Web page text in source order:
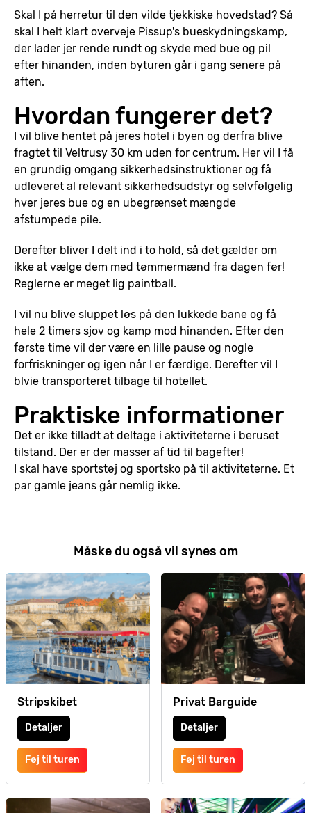
Skal I på herretur til den vilde tjekkiske hovedstad? Så
skal I helt klart overveje Pissup's bueskydningskamp,
der lader jer rende rundt og skyde med bue og pil
efter hinanden, inden byturen går i gang senere på
aften.
Hvordan fungerer det?
I vil blive hentet på jeres hotel i byen og derfra blive
fragtet til Veltrusy 30 km uden for centrum. Her vil I få
en grundig omgang sikkerhedsinstruktioner og få
udleveret al relevant sikkerhedsudstyr og selvfølgelig
hver jeres bue og en ubegrænset mængde
afstumpede pile.
Derefter bliver I delt ind i to hold, så det gælder om
ikke at vælge dem med tømmermænd fra dagen før!
Reglerne er meget lig paintball.
I vil nu blive sluppet løs på den lukkede bane og få
hele 2 timers sjov og kamp mod hinanden. Efter den
første time vil der være en lille pause og nogle
forfriskninger og igen når I er færdige. Derefter vil I
blvie transporteret tilbage til hotellet.
Praktiske informationer
Det er ikke tilladt at deltage i aktiviteterne i beruset
tilstand. Der er der masser af tid til bagefter!
I skal have sportstøj og sportsko på til aktiviteterne. Et
par gamle jeans går nemlig ikke.
Måske du også vil synes om
Stripskibet
Detaljer
Føj til turen
Privat Barguide
Detaljer
Føj til turen